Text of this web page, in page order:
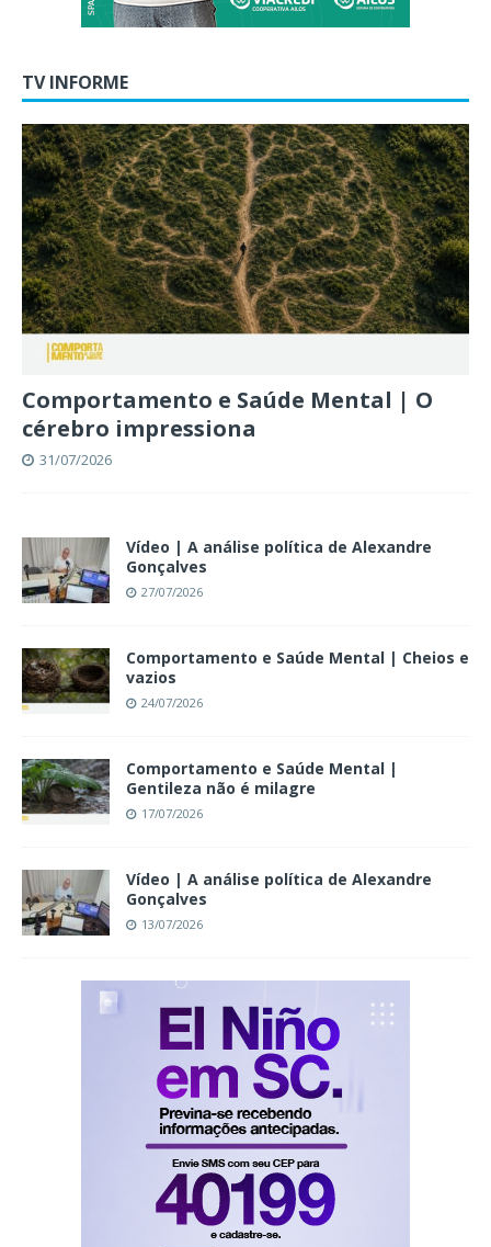
TV INFORME
Comportamento e Saúde Mental | O
cérebro impressiona
31/07/2026
Vídeo | A análise política de Alexandre
Gonçalves
27/07/2026
Comportamento e Saúde Mental | Cheios e
vazios
24/07/2026
Comportamento e Saúde Mental |
Gentileza não é milagre
17/07/2026
Vídeo | A análise política de Alexandre
Gonçalves
13/07/2026